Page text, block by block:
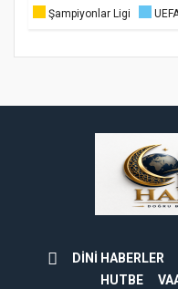
Şampiyonlar Ligi
DİNİ HABERLER
HUTBE